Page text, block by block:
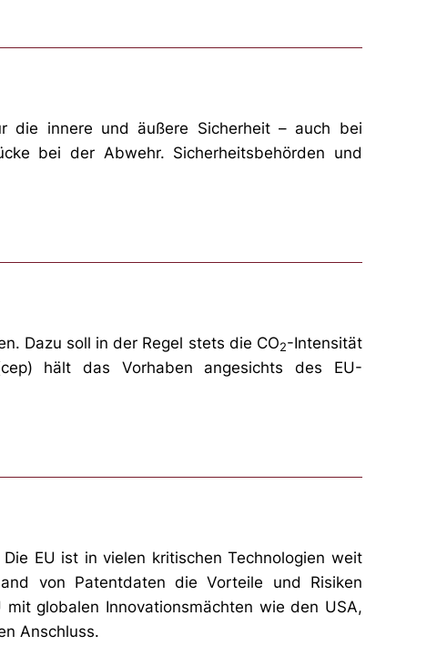
die innere und äußere Sicherheit – auch bei
bei der Abwehr. Sicherheitsbehörden und
Dazu soll in der Regel stets die CO2-Intensität
hält das Vorhaben angesichts des EU-
EU ist in vielen kritischen Technologien weit
von Patentdaten die Vorteile und Risiken
globalen Innovationsmächten wie den USA,
Anschluss.